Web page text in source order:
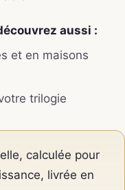
aussi :
et en maisons
trilogie
calculée pour
livrée en